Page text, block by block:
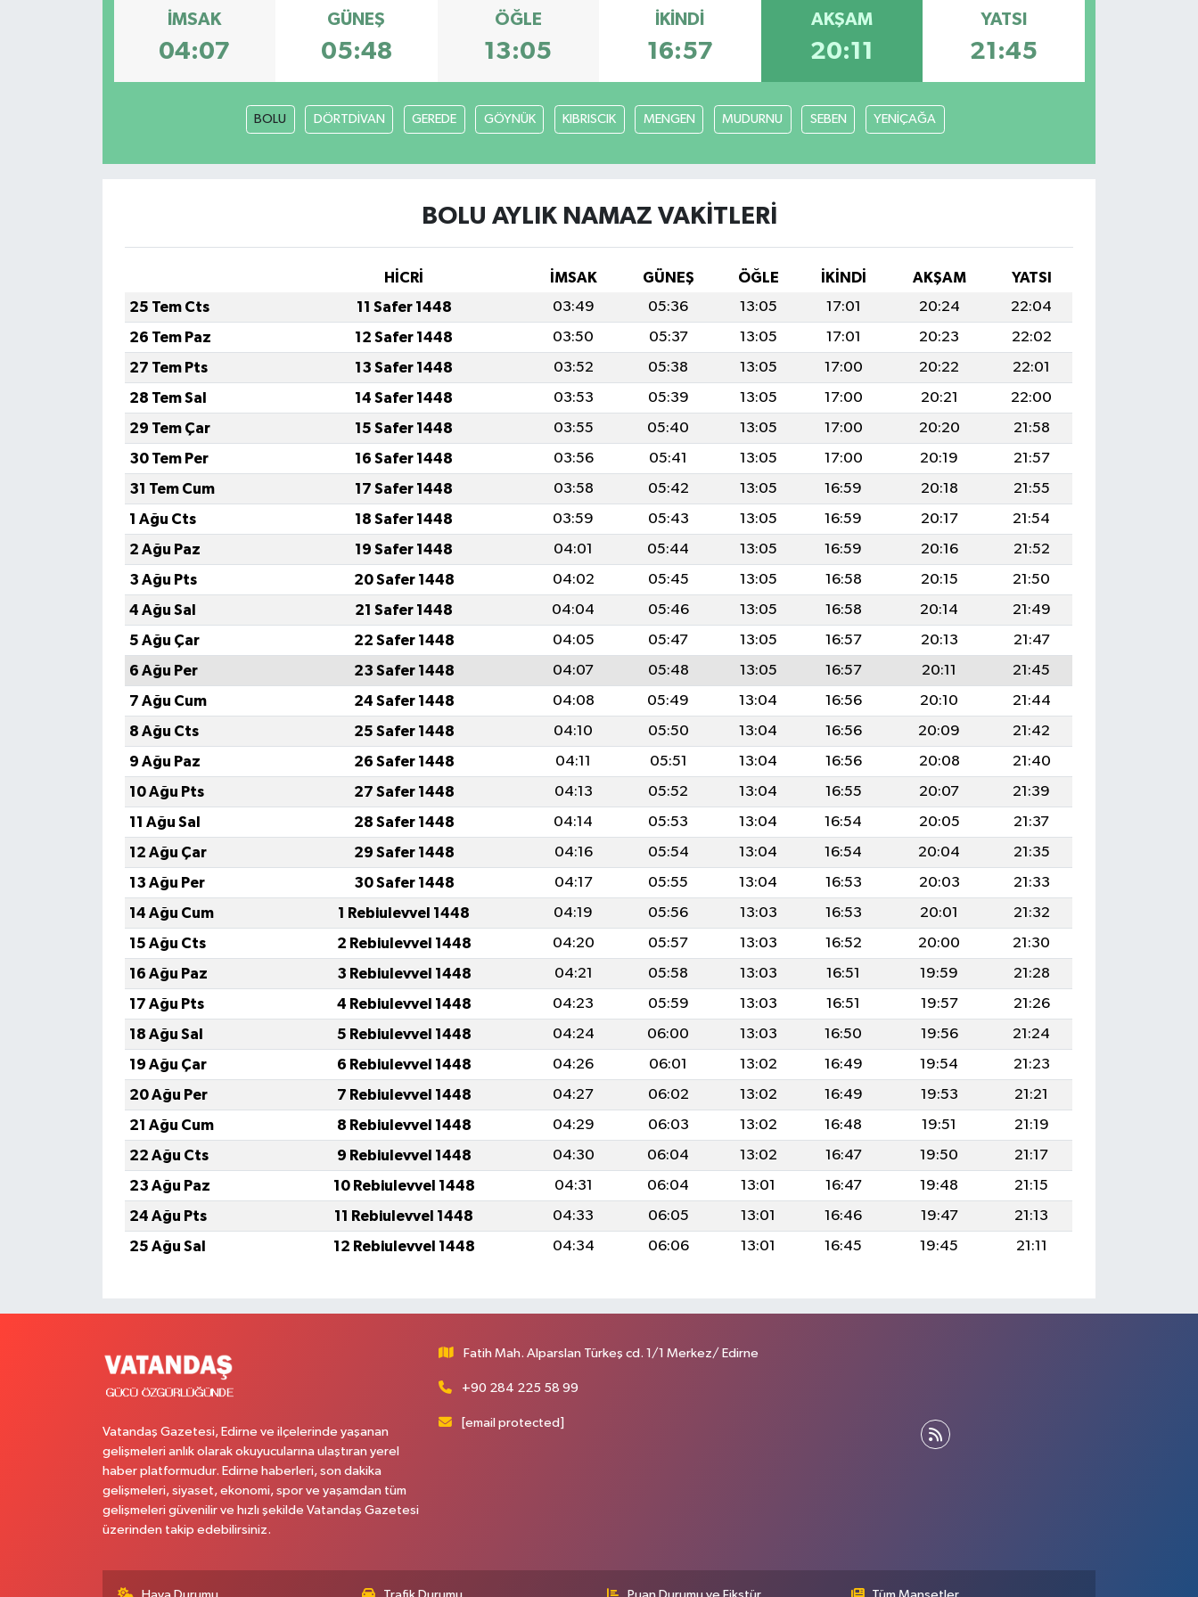
İMSAK
04:07
GÜNEŞ
05:48
ÖĞLE
13:05
İKINDI
16:57
AKŞAM
20:11
YATSI
21:45
BOLU DÖRTDİVAN GEREDE GÖYNÜK KIBRISCIK MENGEN MUDURNU SEBEN YENİÇAĞA
BOLU AYLIK NAMAZ VAKITLERI
HİCRİ İMSAK GÜNEŞ ÖĞLE İKINDI AKŞAM
YATSI
25 Tem Cts
11 Safer 1448 03:49 05:36 13:05 17:01 20:24
22:04
26 Tem Paz
12 Safer 1448 03:50 05:37 13:05 17:01 20:23
22:02
27 Tem Pts
13 Safer 1448 03:52 05:38 13:05 17:00 20:22
22:01
28 Tem Sal
14 Safer 1448 03:53 05:39 13:05 17:00 20:21
22:00
29 Tem Çar
15 Safer 1448 03:55 05:40 13:05 17:00 20:20
21:58
30 Tem Per
16 Safer 1448 03:56 05:41 13:05 17:00 20:19
21:57
31 Tem Cum
17 Safer 1448 03:58 05:42 13:05 16:59 20:18
21:55
1 Ağu Cts
18 Safer 1448 03:59 05:43 13:05 16:59 20:17
21:54
2 Ağu Paz
19 Safer 1448 04:01 05:44 13:05 16:59 20:16
21:52
3 Ağu Pts
20 Safer 1448 04:02 05:45 13:05 16:58 20:15
21:50
4 Ağu Sal
21 Safer 1448 04:04 05:46 13:05 16:58 20:14
21:49
5 Ağu Çar
22 Safer 1448 04:05 05:47 13:05 16:57 20:13
21:47
6 Ağu Per
23 Safer 1448 04:07 05:48 13:05 16:57 20:11
21:45
7 Ağu Cum
24 Safer 1448 04:08 05:49 13:04 16:56 20:10
21:44
8 Ağu Cts
25 Safer 1448 04:10 05:50 13:04 16:56 20:09
21:42
9 Ağu Paz
26 Safer 1448 04:11 05:51 13:04 16:56 20:08
21:40
10 Ağu Pts
27 Safer 1448 04:13 05:52 13:04 16:55 20:07
21:39
11 Ağu Sal
28 Safer 1448 04:14 05:53 13:04 16:54 20:05
21:37
12 Ağu Çar
29 Safer 1448 04:16 05:54 13:04 16:54 20:04
21:35
13 Ağu Per
30 Safer 1448 04:17 05:55 13:04 16:53 20:03
21:33
14 Ağu Cum
1 Rebiulevvel 1448 04:19 05:56 13:03 16:53 20:01
21:32
15 Ağu Cts
2 Rebiulevvel 1448 04:20 05:57 13:03 16:52 20:00
21:30
16 Ağu Paz
3 Rebiulevvel 1448 04:21 05:58 13:03 16:51 19:59
21:28
17 Ağu Pts
4 Rebiulevvel 1448 04:23 05:59 13:03 16:51 19:57
21:26
18 Ağu Sal
5 Rebiulevvel 1448 04:24 06:00 13:03 16:50 19:56
21:24
19 Ağu Çar
6 Rebiulevvel 1448 04:26 06:01 13:02 16:49 19:54
21:23
20 Ağu Per
7 Rebiulevvel 1448 04:27 06:02 13:02 16:49 19:53
21:21
21 Ağu Cum
8 Rebiulevvel 1448 04:29 06:03 13:02 16:48 19:51
21:19
22 Ağu Cts
9 Rebiulevvel 1448 04:30 06:04 13:02 16:47 19:50
21:17
23 Ağu Paz
10 Rebiulevvel 1448 04:31 06:04 13:01 16:47 19:48
21:15
24 Ağu Pts
11 Rebiulevvel 1448 04:33 06:05 13:01 16:46 19:47
21:13
25 Ağu Sal
12 Rebiulevvel 1448 04:34 06:06 13:01 16:45 19:45 21:11
Vatandaş Gazetesi, Edirne ve ilçelerinde yaşanan
gelişmeleri anlık olarak okuyucularına ulaştıran yerel
haber platformudur. Edirne haberleri, son dakika
gelişmeleri, siyaset, ekonomi, spor ve yaşamdan tüm
gelişmeleri güvenilir ve hızlı şekilde Vatandaş Gazetesi
üzerinden takip edebilirsiniz.
Fatih Mah. Alparslan Türkeş cd. 1/1 Merkez/ Edirne
+90 284 225 58 99
[email protected]